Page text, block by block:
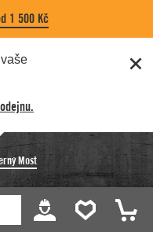
1 500 Kč
Most